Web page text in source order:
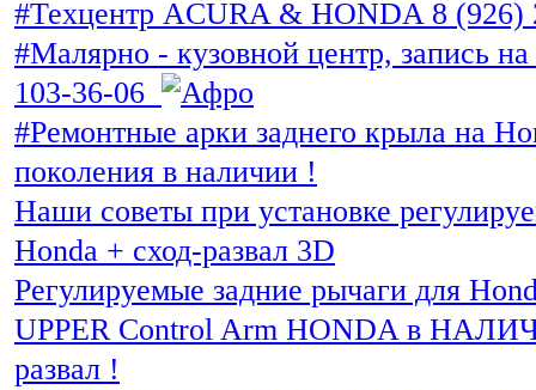
#Техцентр ACURA & HONDA 8 (926)
#Малярно - кузовной центр, запись
103-36-06
#Ремонтные арки заднего крыла на
поколения в наличии !
Наши советы при установке
Honda + сход-развал 3D
Регулируемые задние рычаги для
UPPER Control Arm HONDA в
развал !